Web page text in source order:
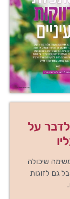
על
שיכולה
גם לזוגות